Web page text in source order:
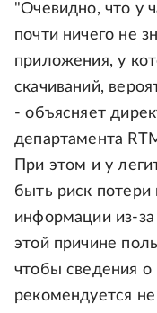
"Очевидно, что у
почти ничего не
приложения, у
скачиваний,
- объясняет
департамента
При этом и у
быть риск
информации из-
этой причине
чтобы сведения о
рекомендуется